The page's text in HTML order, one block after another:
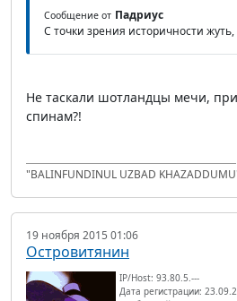
Сообщение от Падриус
С точки зрения историчности
Не таскали шотландцы мечи,
спинам?!
"BALINFUNDINUL UZBAD
19 ноября 2015 01:06
Островитянин
IP/Host: 93.80.5.---
Дата регистрации: